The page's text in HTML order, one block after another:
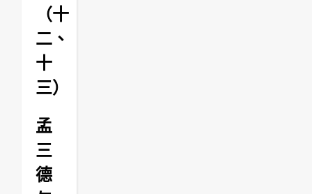
（十
二、
十
三）
孟
三
德